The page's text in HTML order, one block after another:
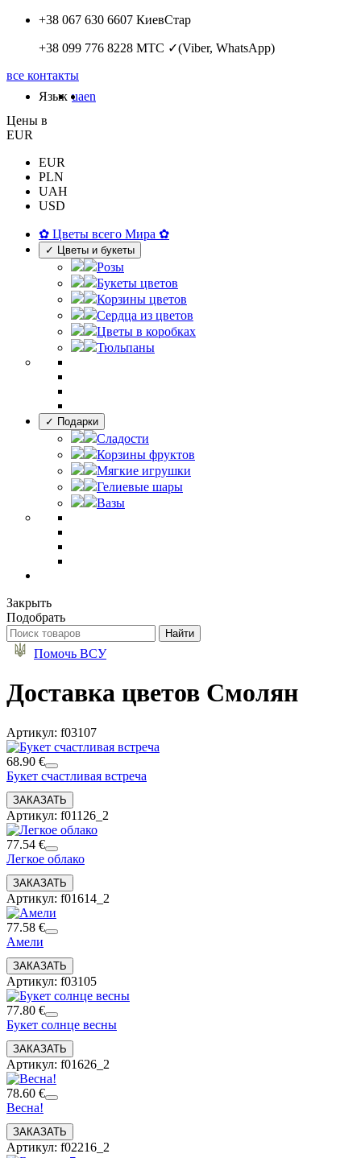
+38 067 630 6607 КиевСтар
+38 099 776 8228 МТС ✓(Viber, WhatsApp)
все контакты
Язык uaen
Цены в
EUR
EUR
PLN
UAH
USD
✿ Цветы всего Мира ✿
✓ Цветы и букеты
Розы
Букеты цветов
Корзины цветов
Сердца из цветов
Цветы в коробках
Тюльпаны
✓ Подарки
Сладости
Корзины фруктов
Мягкие игрушки
Гелиевые шары
Вазы
Закрыть
Подобрать
Помочь ВСУ
Доставка цветов Смолян
Артикул: f03107
68.90 €
Букет счастливая встреча
Артикул: f01126_2
77.54 €
Легкое облако
Артикул: f01614_2
77.58 €
Амели
Артикул: f03105
77.80 €
Букет солнце весны
Артикул: f01626_2
78.60 €
Весна!
Артикул: f02216_2